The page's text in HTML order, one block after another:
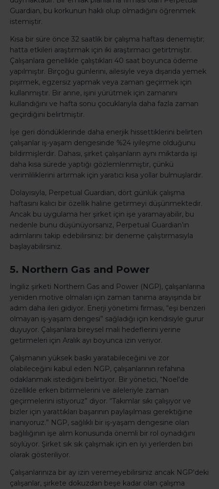
Guardian, bu korkunun haklı olup olmadığını öğrenmek
istemiştir.
Kısa bir süre önce 32 saatlik bir çalışma haftası denemiştir;
hatta etkileri araştırmak için iki araştırmacı getirtmiştir.
Çalışanlara genellikle çalıştıkları 40 saat boyunca ödeme
yapılmıştır. Birçoğu günlerini, ailesiyle veya dışarıda yemek
pişirmek, egzersiz yapmak veya zaman geçirmek için
kullanmıştır. Bir anne, işini yürütmek için zamanını
kullandığını ve hafta sonu çocuklarıyla daha fazla zaman
geçirdiğini belirtmiştir.
İşe geri döndüklerinde daha enerjik hissettiklerini belirten
çalışanlar iş-yaşam dengesinde %24 iyileşme olduğunu
bildirmişlerdir. Dahası, şirket çalışanların aynı miktarda işi
daha kısa sürede yaptığı gözlemlenmiştir, çünkü
verimliliklerini artırmak için yaratıcı kısa yollar bulmuşlardır.
Dolayısıyla, Perpetual Guardian, dört günlük çalışma
haftasını kalıcı bir özellik haline getirmeyi düşünmektedir.
Ancak bu uygulama her şirket için işe yaramayabilir, bu
nedenle bunu düşünüyorsanız, Perpetual Guardian’ın
adımlarını takip edebilirsiniz: bir deneme çalıştırmasıyla
başlayabilirsiniz.
5. Northern Gas and Power
İngiliz şirketi Northern Gas and Power (NGP), çalışanlarına
yeniden motive olmaları için zaman tanıma arayışında bir
adım daha ileri gidiyor. Enerji yönetimi firması, “eşi benzeri
olmayan iş-yaşam dengesi” sağladığı için kendisiyle gurur
duyuyor. Çalışanlara bireysel mali hedeflerini yerine
getirmeleri için Aralık ayı boyunca izin veriyor.
Çalışmanın yüksek baskı yaratabileceğini ve zor
olabileceğini kabul eden NGP, çalışanlarının refahına
odaklanmak istediğini belirtiyor. Bir yönetici, “Noel'de
özellikle erken bitirmelerini ve aileleriyle zaman
geçirmelerini istiyoruz” diyor. “Takımlar sıkı çalışıyor ve
bizler için yarattıkları başarının paylaşılması gerektiğine
inanıyoruz.” NGP, sağlıklı bir iş-yaşam dengesine olan
bağlılığının işe alım konusunda önemli bir rol oynadığını
söylüyor. Şirket sık sık çalışmak için en iyi yerlerden biri
olarak gösteriliyor.
Çalışanlarınıza bir ay izin veremeyebilirsiniz ancak NGP'deki
çalışanlar, şirkete dokuzdan beşe kadar olan çalışma